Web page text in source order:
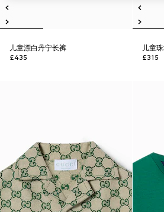
儿童漂白丹宁长裤
£435
儿童
£315